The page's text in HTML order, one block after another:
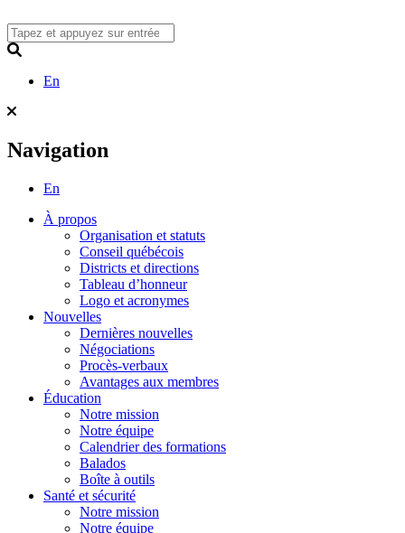
to
content
En
Navigation
En
À propos
Organisation et statuts
Conseil québécois
Districts et directions
Tableau d’honneur
Logo et acronymes
Nouvelles
Dernières nouvelles
Négociations
Procès-verbaux
Avantages aux membres
Éducation
Notre mission
Notre équipe
Calendrier des formations
Balados
Boîte à outils
Santé et sécurité
Notre mission
Notre équipe